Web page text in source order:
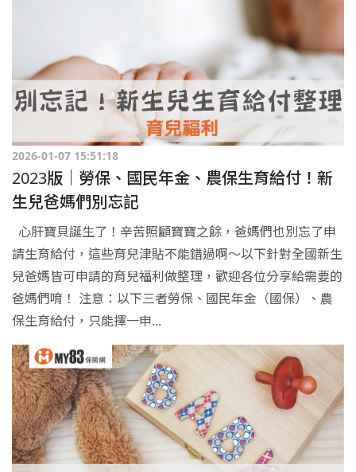
2026-01-07 15:51:18
2023版｜勞保、國民年金、農保生育給付！新
生兒爸媽們別忘記
心肝寶貝誕生了！辛苦照顧寶寶之餘，爸媽們也別忘了申
請生育給付，這些育兒津貼不能錯過啊～以下針對全國新生
兒爸媽皆可申請的育兒福利做整理，歡迎各位分享給需要的
爸媽們唷！ 注意：以下三者勞保、國民年金（國保）、農
保生育給付，只能擇一申...